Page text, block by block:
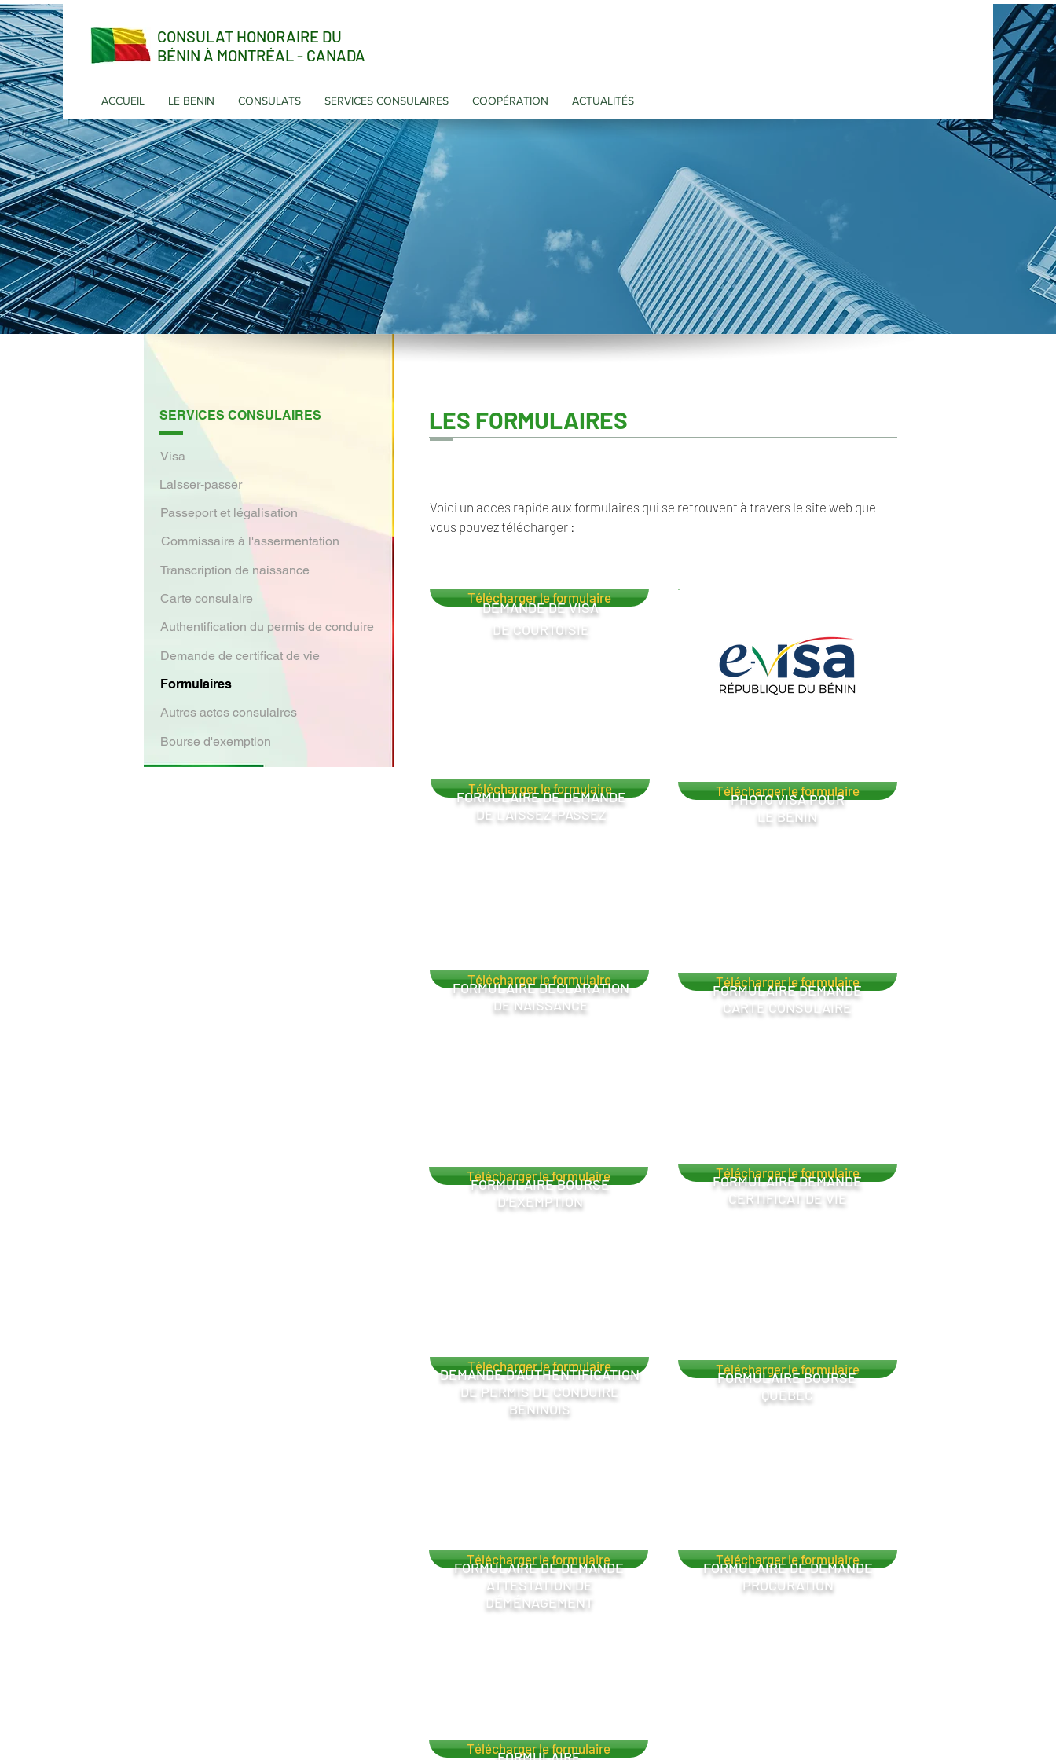
SERVICES CONSULAIRES
Voici un accès rapide aux formulaires qui se retrouvent à travers le site web que
vous pouvez télécharger :
LES FORMULAIRES
Télécharger le formulaire
DEMANDE DE VISA
DE COURTOISIE
Visa
Laisser-passer
Passeport et légalisation
Commissaire à l'assermentation
Transcription de naissance
Carte consulaire
Authentification du permis de conduire
Demande de certificat de vie
Formulaires
Autres actes consulaires
Bourse d'exemption
Télécharger le formulaire
FORMULAIRE DE DEMANDE
DE LAISSEZ-PASSEZ
Télécharger le formulaire
PHOTO VISA POUR
LE BÉNIN
Télécharger le formulaire
FORMULAIRE DECLARATION
DE NAISSANCE
Télécharger le formulaire
FORMULAIRE DEMANDE
CARTE CONSULAIRE
Télécharger le formulaire
FORMULAIRE BOURSE
D’EXEMPTION
Télécharger le formulaire
FORMULAIRE DEMANDE
CERTIFICAT DE VIE
Télécharger le formulaire
DEMANDE D’AUTHENTIFICATION
DE PERMIS DE CONDUIRE
BÉNINOIS
Télécharger le formulaire
FORMULAIRE BOURSE
QUÉBEC
Télécharger le formulaire
FORMULAIRE DE DEMANDE
ATTESTATION DE
DÉMÉNAGEMENT
Télécharger le formulaire
FORMULAIRE DE DEMANDE
PROCURATION
Télécharger le formulaire
CONSULAT HONORAIRE DU
BÉNIN À MONTRÉAL - CANADA
ACCUEIL LE BENIN CONSULATS SERVICES CONSULAIRES COOPÉRATION ACTUALITÉS